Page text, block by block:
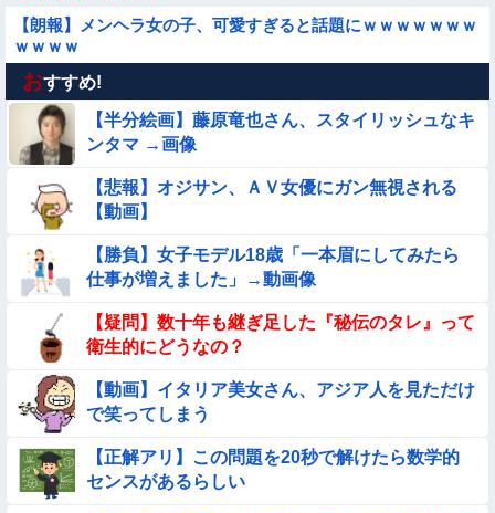
【朗報】メンヘラ女の子、可愛すぎると話題にｗｗｗｗｗｗｗ
ｗｗｗｗ
【動画】白人「日本で一番美味い食べ物はこれな、試してみ
ろ！飛ぶぞ」
【悩み相談】昭和の高1女子さん、夏の体験談ｗｗｗｗｗｗｗ
ｗ
【動画あり】ボーイッシュ美少女「どうしたん？おっぱい揉
む？❤」
◉★日本の結婚式のこのルール 外国人は笑うらしいな
て炎上
【動画】野犬の群れに襲われた男性、とんでもない方法で制圧
するｗｗｗｗｗｗｗ
【参考画像】脱がしたら『残念オッパイ』を褒める時の模範解
【動画】海外の変態、レベチｗｗｗｗｗｗｗ
おすすめ!
【半分絵画】藤原竜也さん、スタイリッシュなキ
ンタマ →画像
【悲報】オジサン、ＡＶ女優にガン無視される
【動画】
【勝負】女子モデル18歳「一本眉にしてみたら
仕事が増えました」→動画像
【疑問】数十年も継ぎ足した『秘伝のタレ』って
衛生的にどうなの？
【動画】イタリア美女さん、アジア人を見ただけ
で笑ってしまう
【正解アリ】この問題を20秒で解けたら数学的
センスがあるらしい